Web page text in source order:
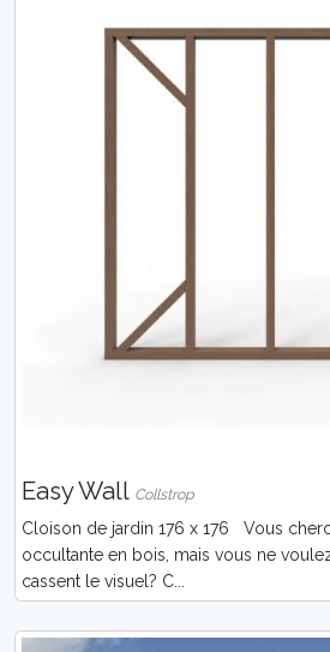
Easy Wall Collstrop
Cloison de jardin 176 x 176 Vous
occultante en bois, mais vous ne
cassent le visuel? C...